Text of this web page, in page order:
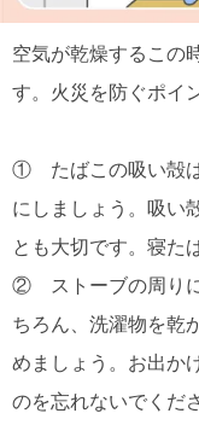
空気が乾燥するこの
す。火災を防ぐポイ
① たばこの吸い殻は
にしましょう。吸い
とも大切です。寝た
② ストーブの周りに
ちろん、洗濯物を乾
めましょう。お出か
のを忘れないでくだ